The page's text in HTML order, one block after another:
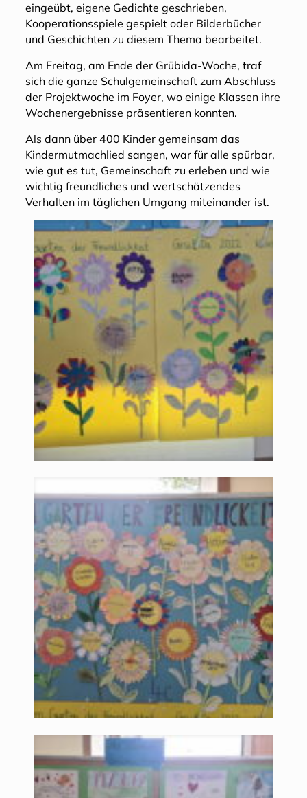
eingeübt, eigene Gedichte geschrieben,
Kooperationsspiele gespielt oder Bilderbücher
und Geschichten zu diesem Thema bearbeitet.
Am Freitag, am Ende der Grübida-Woche, traf
sich die ganze Schulgemeinschaft zum Abschluss
der Projektwoche im Foyer, wo einige Klassen ihre
Wochenergebnisse präsentieren konnten.
Als dann über 400 Kinder gemeinsam das
Kindermutmachlied sangen, war für alle spürbar,
wie gut es tut, Gemeinschaft zu erleben und wie
wichtig freundliches und wertschätzendes
Verhalten im täglichen Umgang miteinander ist.